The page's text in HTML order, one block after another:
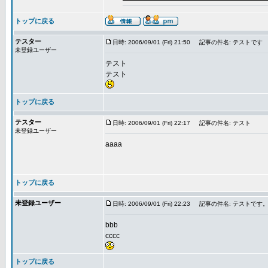
トップに戻る
テスター
未登録ユーザー
日時: 2006/09/01 (Fri) 21:50 記事の件名: テストです
テスト
テスト
トップに戻る
テスター
未登録ユーザー
日時: 2006/09/01 (Fri) 22:17 記事の件名: テスト
aaaa
トップに戻る
未登録ユーザー 日時: 2006/09/01 (Fri) 22:23 記事の件名: テストです。
bbb
cccc
トップに戻る